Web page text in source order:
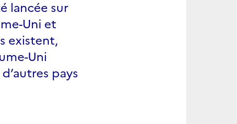
lancée sur
Uni et
existent,
Uni
pays